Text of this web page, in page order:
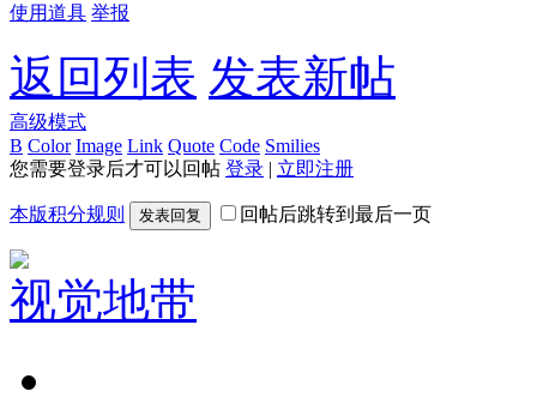
使用道具 举报
返回列表 发表新帖
高级模式
B Color Image Link Quote Code Smilies
您需要登录后才可以回帖 登录 | 立即注册
本版积分规则 发表回复 回帖后跳转到最后一页
视觉地带